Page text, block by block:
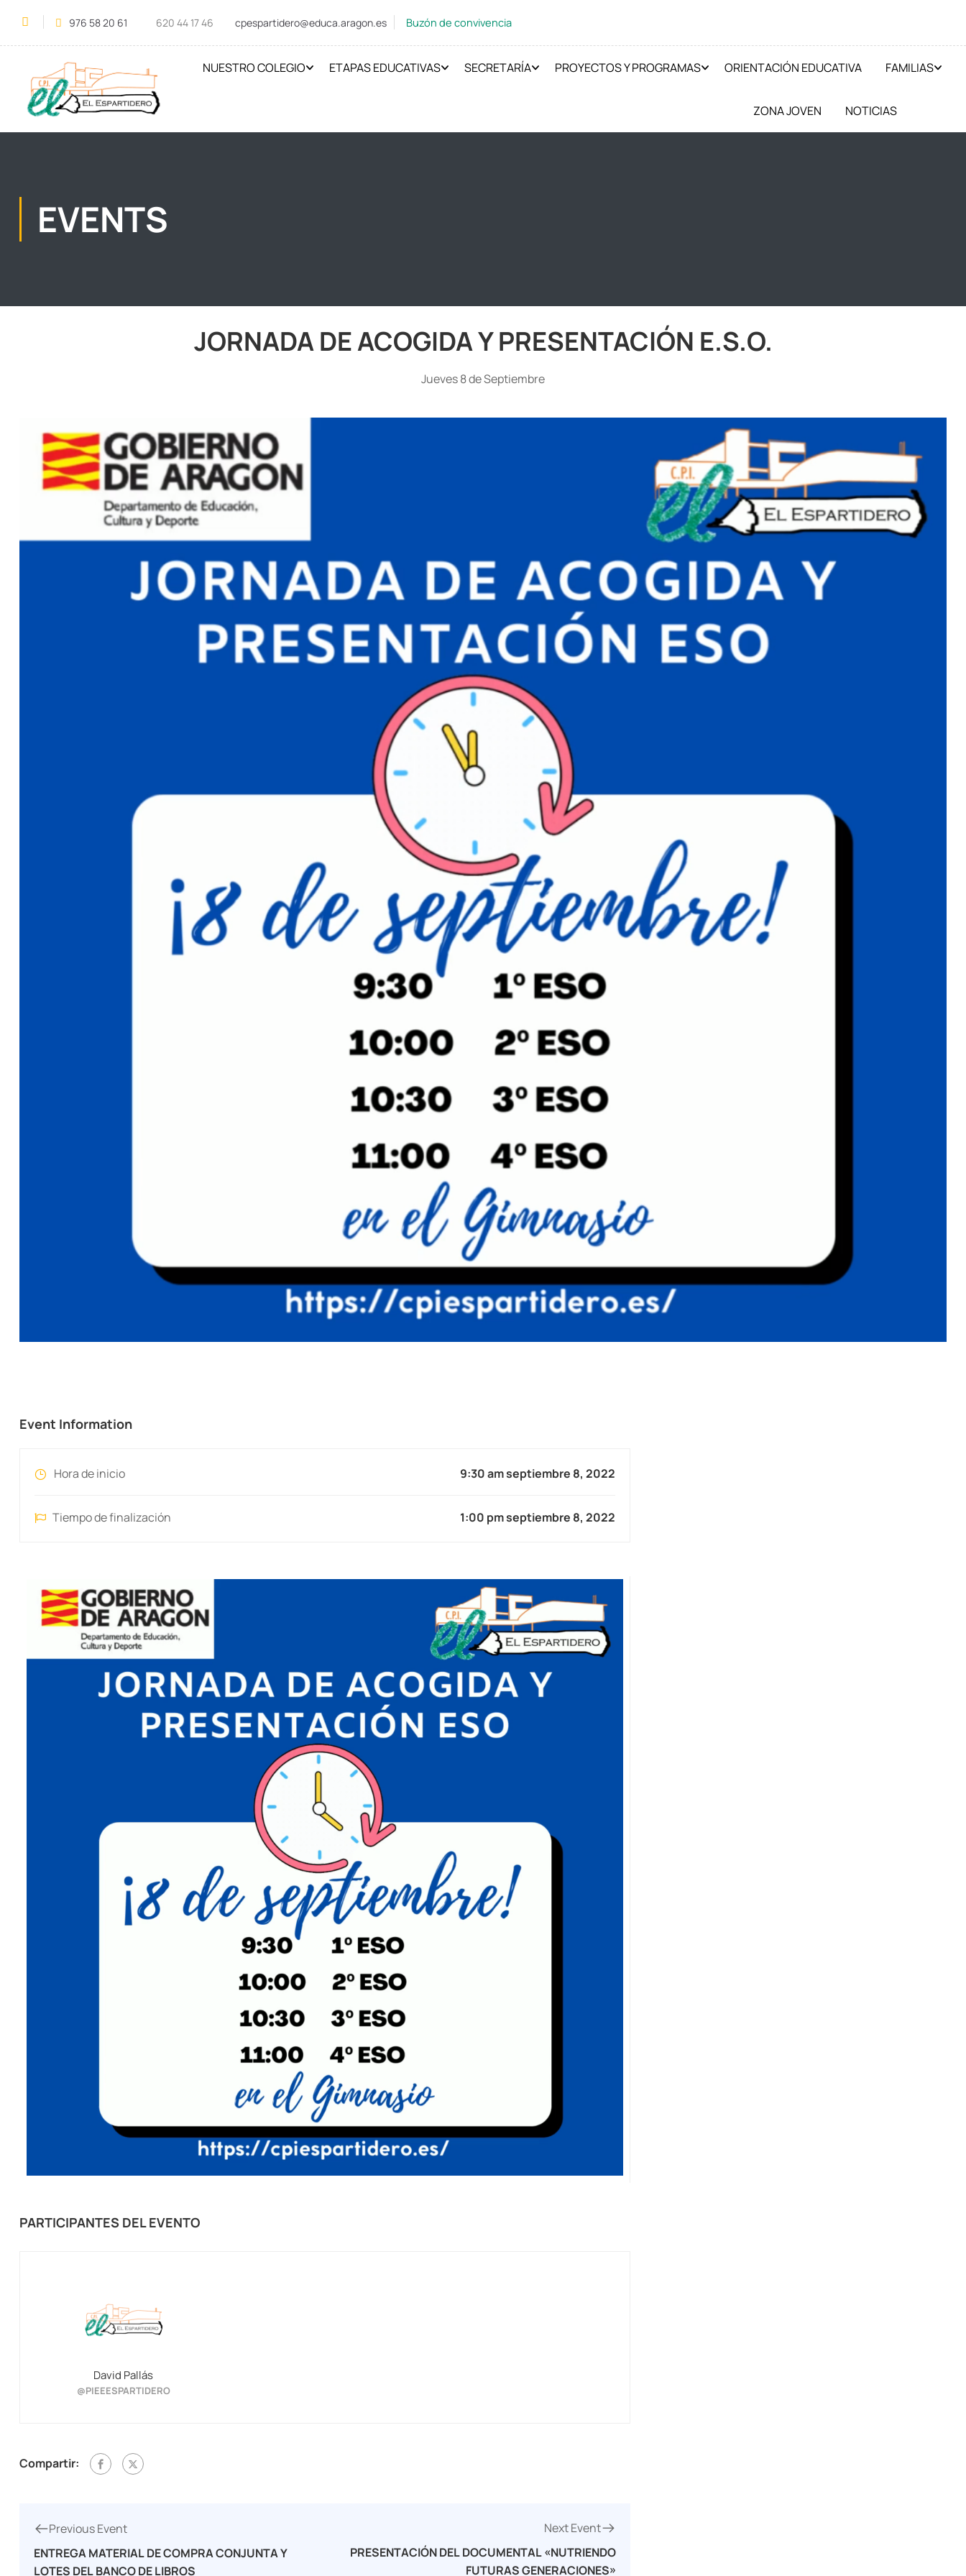
976 58 20 61 620 44 17 46 cpespartidero@educa.aragon.es Buzón de convivencia
NUESTRO COLEGIO ETAPAS EDUCATIVAS SECRETARÍA PROYECTOS Y PROGRAMAS ORIENTACIÓN EDUCATIVA FAMILIAS
ZONA JOVEN NOTICIAS
EVENTS
JORNADA DE ACOGIDA Y PRESENTACIÓN E.S.O.
Jueves 8 de Septiembre
Event Information
Hora de inicio 9:30 am septiembre 8, 2022
Tiempo de finalización 1:00 pm septiembre 8, 2022
PARTICIPANTES DEL EVENTO
David Pallás
@PIEEESPARTIDERO
Compartir:
Previous Event
ENTREGA MATERIAL DE COMPRA CONJUNTA Y
LOTES DEL BANCO DE LIBROS
Next Event
PRESENTACIÓN DEL DOCUMENTAL «NUTRIENDO
FUTURAS GENERACIONES»